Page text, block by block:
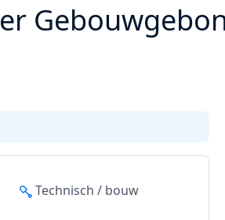
Technisch / bouw